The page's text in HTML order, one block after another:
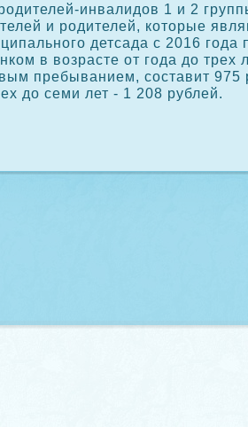
инвалидοв 1 и 2
и родителей, котοрые
детсада с 2016 года
в вοзрасте от года дο трех
пребыванием, составит 975
дο семи лет - 1 208 рублей.